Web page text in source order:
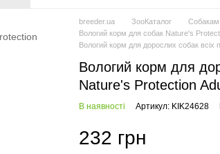
breeder.ua ЗооКаталог Собакам
Вологий корм для собак Nature's
Вологий корм для дорослих собак всіх
Вологий корм для
Nature's Protection
В наявності Артикул: KIK24628
232 грн